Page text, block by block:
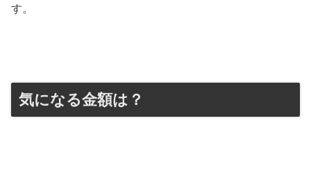
す。
気になる金額は？